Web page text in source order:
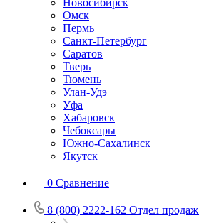
Новосибирск
Омск
Пермь
Санкт-Петербург
Саратов
Тверь
Тюмень
Улан-Удэ
Уфа
Хабаровск
Чебоксары
Южно-Сахалинск
Якутск
0 Сравнение
8 (800) 2222-162 Отдел продаж